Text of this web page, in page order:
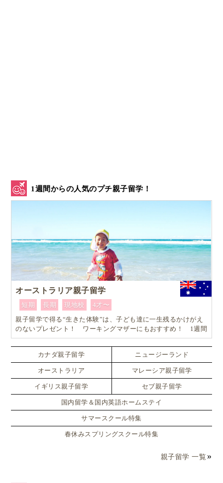
1週間からの人気のプチ親子留学！
オーストラリア親子留学
短期 長期 現地校
4才〜
親子留学で得る“生きた体験”は、子ども達に一生残るかけがえ
のないプレゼント！ ワーキングマザーにもおすすめ！ 1週間
からはじめるオーストラリア親子留学
カナダ親子留学 ニュージーランド
オーストラリア マレーシア親子留学
イギリス親子留学 セブ親子留学
国内留学＆国内英語ホームステイ
サマースクール特集
春休みスプリングスクール特集
親子留学 一覧